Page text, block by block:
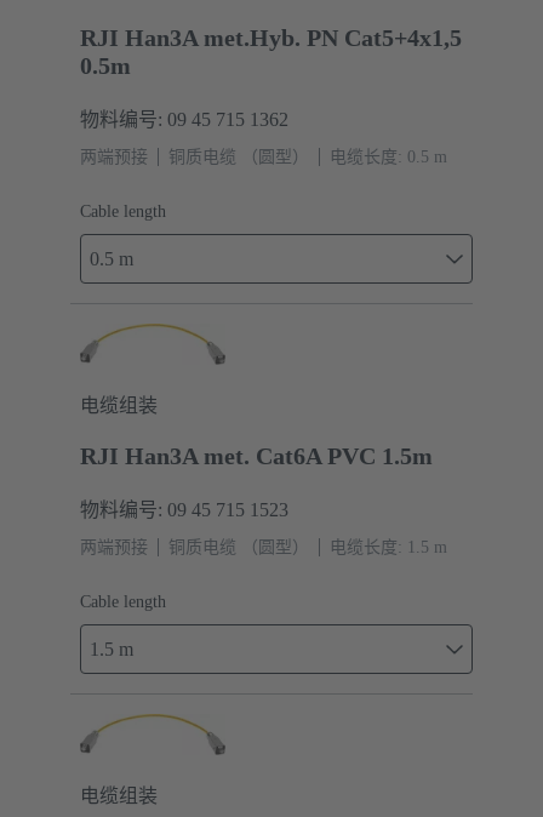
RJI Han3A met.Hyb. PN Cat5+4x1,5
0.5m
物料编号: 09 45 715 1362
两端预接 铜质电缆 （圆型） 电缆长度: 0.5 m
Cable length
0.5 m
电缆组装
RJI Han3A met. Cat6A PVC 1.5m
物料编号: 09 45 715 1523
两端预接 铜质电缆 （圆型） 电缆长度: 1.5 m
Cable length
1.5 m
电缆组装